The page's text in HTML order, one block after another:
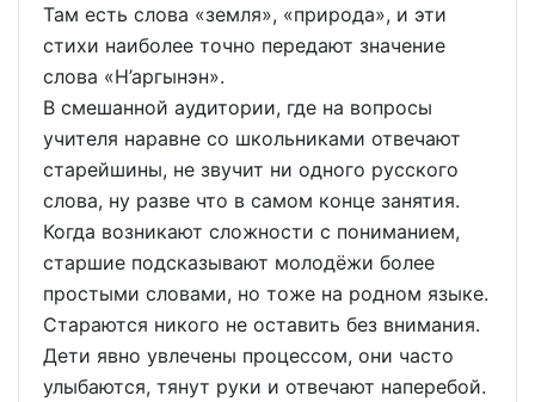
Там есть слова «земля», «природа», и эти
стихи наиболее точно передают значение
слова «Н’аргынэн».
В смешанной аудитории, где на вопросы
учителя наравне со школьниками отвечают
старейшины, не звучит ни одного русского
слова, ну разве что в самом конце занятия.
Когда возникают сложности с пониманием,
старшие подсказывают молодёжи более
простыми словами, но тоже на родном языке.
Стараются никого не оставить без внимания.
Дети явно увлечены процессом, они часто
улыбаются, тянут руки и отвечают наперебой.